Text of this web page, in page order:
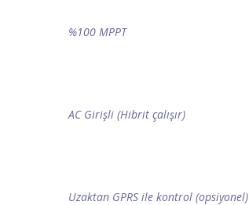
%100 MPPT
AC Girişli (Hibrit çalışır)
Uzaktan GPRS ile kontrol (opsiyonel)